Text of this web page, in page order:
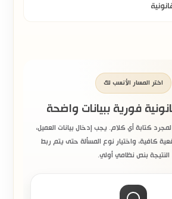
اختر المسار الأنسب لك
فورية ببيانات واضحة
لمجرد كتابة أي كلام. يجب إدخال بيانات العميل،
كافية، واختيار نوع المسألة حتى يتم ربط
النتيجة بنص نظامي أولي.